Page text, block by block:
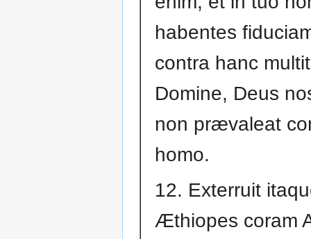
habentes
contra hanc
Domine, Deus
non prævaleat
homo.
12. Exterruit
Æthiopes coram